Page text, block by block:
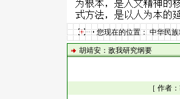
您现在的位置：中华民族
胡靖安：敌我研究纲要
［ 作者